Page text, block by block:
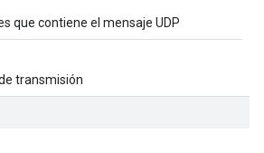
que contiene el mensaje UDP
transmisión